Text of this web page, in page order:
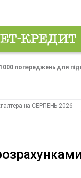
попереджень для
на СЕРПЕНЬ 2026